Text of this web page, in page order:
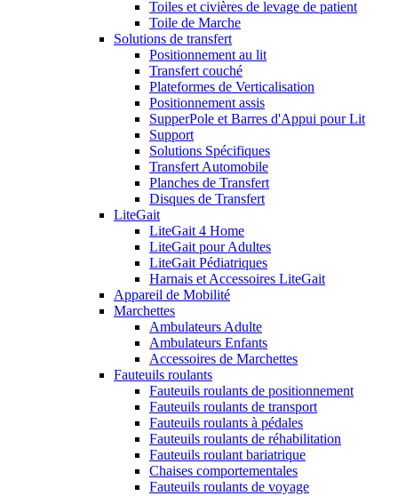
Toiles et civières de levage de patient
Toile de Marche
Solutions de transfert
Positionnement au lit
Transfert couché
Plateformes de Verticalisation
Positionnement assis
SupperPole et Barres d'Appui pour Lit
Support
Solutions Spécifiques
Transfert Automobile
Planches de Transfert
Disques de Transfert
LiteGait
LiteGait 4 Home
LiteGait pour Adultes
LiteGait Pédiatriques
Harnais et Accessoires LiteGait
Appareil de Mobilité
Marchettes
Ambulateurs Adulte
Ambulateurs Enfants
Accessoires de Marchettes
Fauteuils roulants
Fauteuils roulants de positionnement
Fauteuils roulants de transport
Fauteuils roulants à pédales
Fauteuils roulants de réhabilitation
Fauteuils roulant bariatrique
Chaises comportementales
Fauteuils roulants de voyage